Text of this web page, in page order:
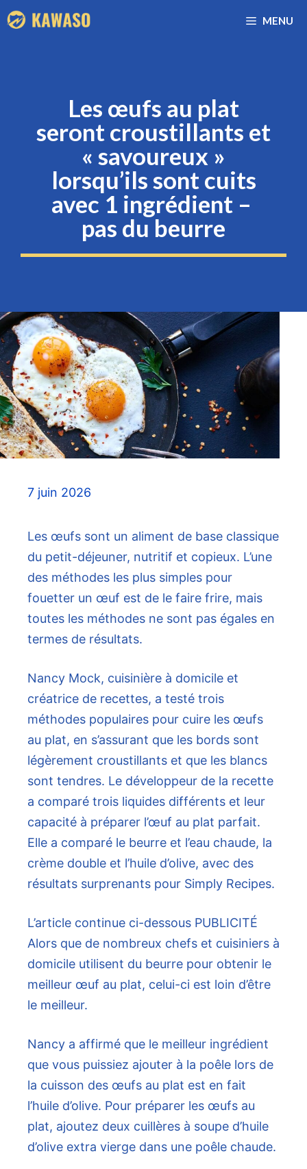
Aller
au
MENU
Les œufs au plat
seront croustillants et
« savoureux »
lorsqu’ils sont cuits
avec 1 ingrédient – ​​
pas du beurre
7 juin 2026
Les œufs sont un aliment de base classique
du petit-déjeuner, nutritif et copieux. L’une
des méthodes les plus simples pour
fouetter un œuf est de le faire frire, mais
toutes les méthodes ne sont pas égales en
termes de résultats.
Nancy Mock, cuisinière à domicile et
créatrice de recettes, a testé trois
méthodes populaires pour cuire les œufs
au plat, en s’assurant que les bords sont
légèrement croustillants et que les blancs
sont tendres. Le développeur de la recette
a comparé trois liquides différents et leur
capacité à préparer l’œuf au plat parfait.
Elle a comparé le beurre et l’eau chaude, la
crème double et l’huile d’olive, avec des
résultats surprenants pour Simply Recipes.
L’article continue ci-dessous PUBLICITÉ
Alors que de nombreux chefs et cuisiniers à
domicile utilisent du beurre pour obtenir le
meilleur œuf au plat, celui-ci est loin d’être
le meilleur.
Nancy a affirmé que le meilleur ingrédient
que vous puissiez ajouter à la poêle lors de
la cuisson des œufs au plat est en fait
l’huile d’olive. Pour préparer les œufs au
plat, ajoutez deux cuillères à soupe d’huile
d’olive extra vierge dans une poêle chaude.